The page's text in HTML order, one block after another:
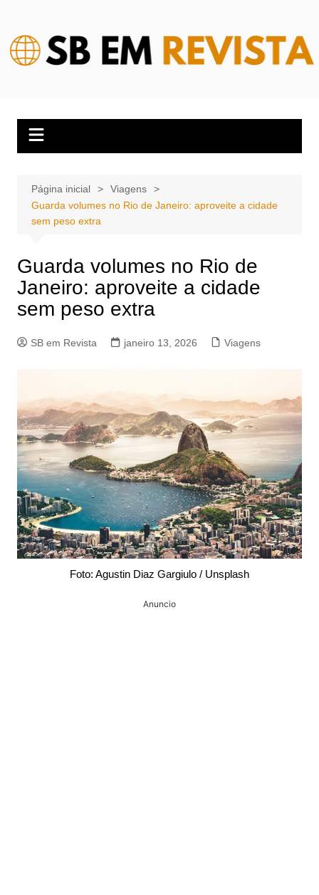
conteúdo
Página inicial
Viagens
Guarda volumes no Rio de Janeiro: aproveite a cidade
sem peso extra
Guarda volumes no Rio de
Janeiro: aproveite a cidade
sem peso extra
SB em Revista janeiro 13, 2026 Viagens
Foto: Agustin Diaz Gargiulo / Unsplash
Anuncio